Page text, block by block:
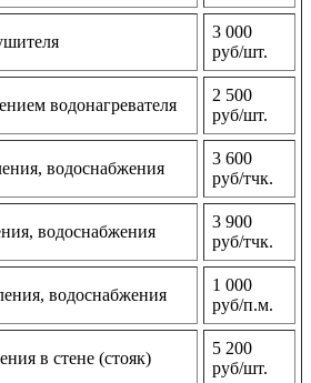
3 000
руб/шт.
водонагревателя
2 500
руб/шт.
водоснабжения
3 600
руб/тчк.
водоснабжения
3 900
руб/тчк.
водоснабжения
1 000
руб/п.м.
в стене (стояк)
5 200
руб/шт.